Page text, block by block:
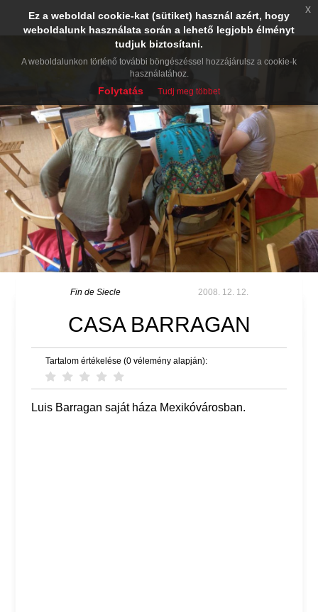
Fin de Siecle 2008. 12. 12.
CASA BARRAGAN
Tartalom értékelése (0 vélemény alapján):
Luis Barragan saját háza Mexikóvárosban.
Ez a weboldal cookie-kat (sütiket) használ azért, hogy
weboldalunk használata során a lehető legjobb élményt
tudjuk biztosítani.
A weboldalunkon történő további böngészéssel hozzájárulsz a cookie-k
használatához.
Folytatás Tudj meg többet
x